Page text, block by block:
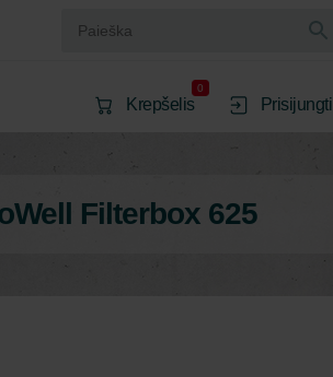
Krepšelis
0
Prisijungti
Filterbox 625